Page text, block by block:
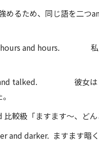
めるため、同じ語を二つ
hours and hours. 私
and talked. 彼女はし
較級「ますます～、どん
and darker. ますます暗く